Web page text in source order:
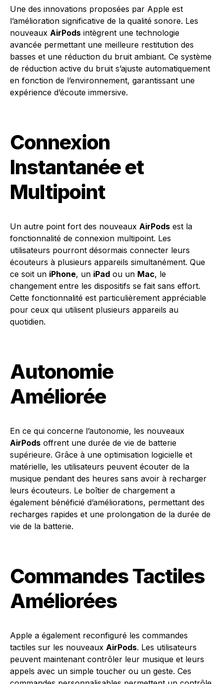
Une des innovations proposées par Apple est
l’amélioration significative de la qualité sonore. Les
nouveaux AirPods intègrent une technologie
avancée permettant une meilleure restitution des
basses et une réduction du bruit ambiant. Ce système
de réduction active du bruit s’ajuste automatiquement
en fonction de l’environnement, garantissant une
expérience d’écoute immersive.
Connexion
Instantanée et
Multipoint
Un autre point fort des nouveaux AirPods est la
fonctionnalité de connexion multipoint. Les
utilisateurs pourront désormais connecter leurs
écouteurs à plusieurs appareils simultanément. Que
ce soit un iPhone, un iPad ou un Mac, le
changement entre les dispositifs se fait sans effort.
Cette fonctionnalité est particulièrement appréciable
pour ceux qui utilisent plusieurs appareils au
quotidien.
Autonomie
Améliorée
En ce qui concerne l’autonomie, les nouveaux
AirPods offrent une durée de vie de batterie
supérieure. Grâce à une optimisation logicielle et
matérielle, les utilisateurs peuvent écouter de la
musique pendant des heures sans avoir à recharger
leurs écouteurs. Le boîtier de chargement a
également bénéficié d’améliorations, permettant des
recharges rapides et une prolongation de la durée de
vie de la batterie.
Commandes Tactiles
Améliorées
Apple a également reconfiguré les commandes
tactiles sur les nouveaux AirPods. Les utilisateurs
peuvent maintenant contrôler leur musique et leurs
appels avec un simple toucher ou un geste. Ces